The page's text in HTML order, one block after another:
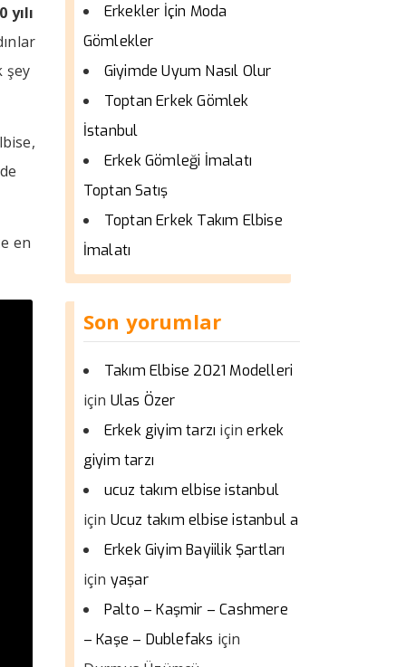
yılı
şey
en
Erkekler İçin Moda
Gömlekler
Giyimde Uyum Nasıl Olur
Toptan Erkek Gömlek
İstanbul
Erkek Gömleği İmalatı
Toptan Satış
Toptan Erkek Takım Elbise
İmalatı
Son yorumlar
Takım Elbise 2021 Modelleri
için Ulas Özer
Erkek giyim tarzı içinerkek
giyim tarzı
ucuz takım elbise istanbul
için Ucuz takım elbise istanbul a
Erkek Giyim Bayiilik Şartları
için yaşar
Palto – Kaşmir – Cashmere
– Kaşe – Dublefaks için